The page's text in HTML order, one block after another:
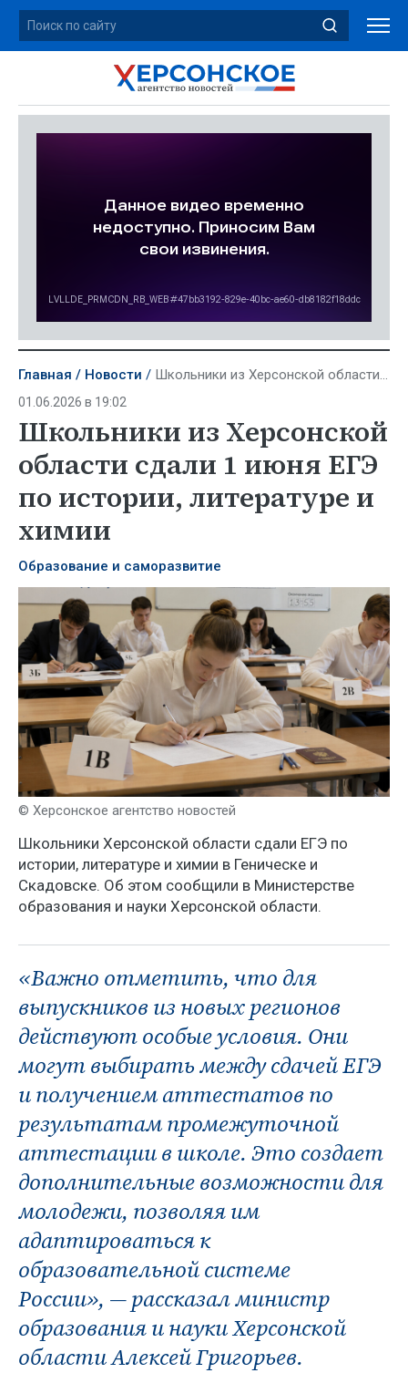
Главная Новости Школьники из Херсонской области сдали 1 июня ЕГЭ по истории, литературе и химии
01.06.2026 в 19:02
Школьники из Херсонской
области сдали 1 июня ЕГЭ
по истории, литературе и
химии
Образование и саморазвитие
© Херсонское агентство новостей
Школьники Херсонской области сдали ЕГЭ по
истории, литературе и химии в Геническе и
Скадовске. Об этом сообщили в Министерстве
образования и науки Херсонской области.
«Важно отметить, что для
выпускников из новых регионов
действуют особые условия. Они
могут выбирать между сдачей ЕГЭ
и получением аттестатов по
результатам промежуточной
аттестации в школе. Это создает
дополнительные возможности для
молодежи, позволяя им
адаптироваться к
образовательной системе
России», — рассказал министр
образования и науки Херсонской
области Алексей Григорьев.